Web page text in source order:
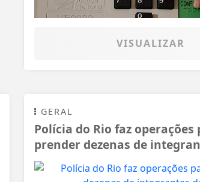
VISUALIZAR
GERAL
Polícia do Rio faz operações
prender dezenas de